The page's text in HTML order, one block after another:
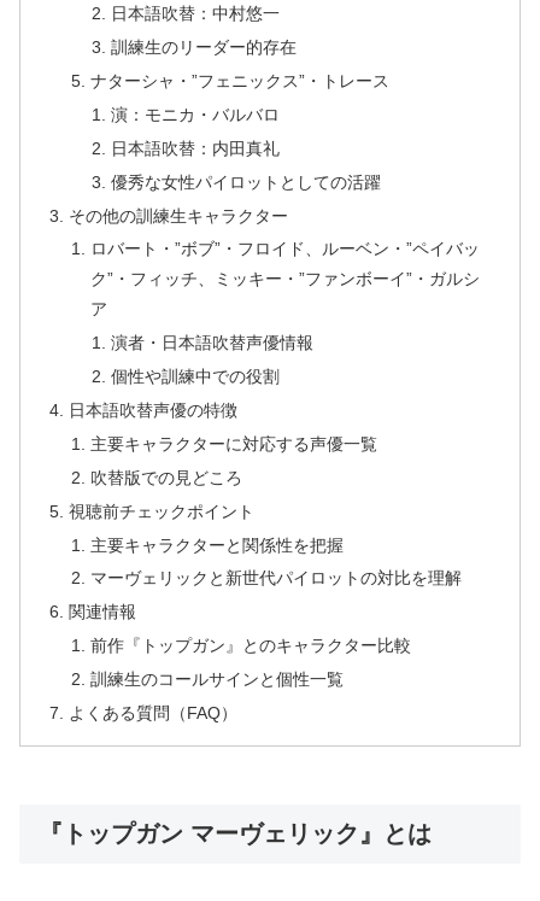
日本語吹替：中村悠一
訓練生のリーダー的存在
ナターシャ・”フェニックス”・トレース
演：モニカ・バルバロ
日本語吹替：内田真礼
優秀な女性パイロットとしての活躍
その他の訓練生キャラクター
ロバート・”ボブ”・フロイド、ルーベン・”ペイバッ
ク”・フィッチ、ミッキー・”ファンボーイ”・ガルシ
ア
演者・日本語吹替声優情報
個性や訓練中での役割
日本語吹替声優の特徴
主要キャラクターに対応する声優一覧
吹替版での見どころ
視聴前チェックポイント
主要キャラクターと関係性を把握
マーヴェリックと新世代パイロットの対比を理解
関連情報
前作『トップガン』とのキャラクター比較
訓練生のコールサインと個性一覧
よくある質問（FAQ）
『トップガン マーヴェリック』とは